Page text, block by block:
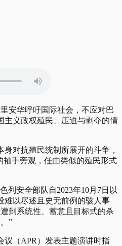
安华呼吁国际社会，不应对巴
主义政权殖民、压迫与剥夺的情
对抗殖民统制所展开的斗争，
袖手旁观，任由类似的殖民形式
列安全部队自2023年10月7日以
难以尽述且史无前例的骇人事
到系统性、蓄意且目标式的杀
”
议（APR）发表主题演讲时指